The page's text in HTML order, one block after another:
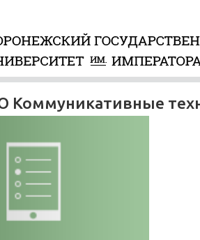
Коммуникативные